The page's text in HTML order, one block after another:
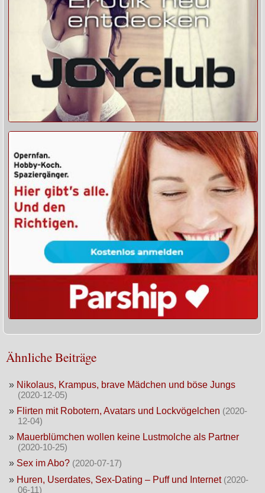
Ähnliche Beiträge
» Nikolaus, Krampus, brave Mädchen und böse Jungs
(2020-12-05)
» Flirten mit Robotern, Avatars und Lockvögelchen (2020-
12-04)
» Mauerblümchen wollen keine Lustmolche als Partner
(2020-10-25)
» Sex im Abo? (2020-07-17)
» Huren, Userdates, Sex-Dating – Puff und Internet (2020-
06-11)